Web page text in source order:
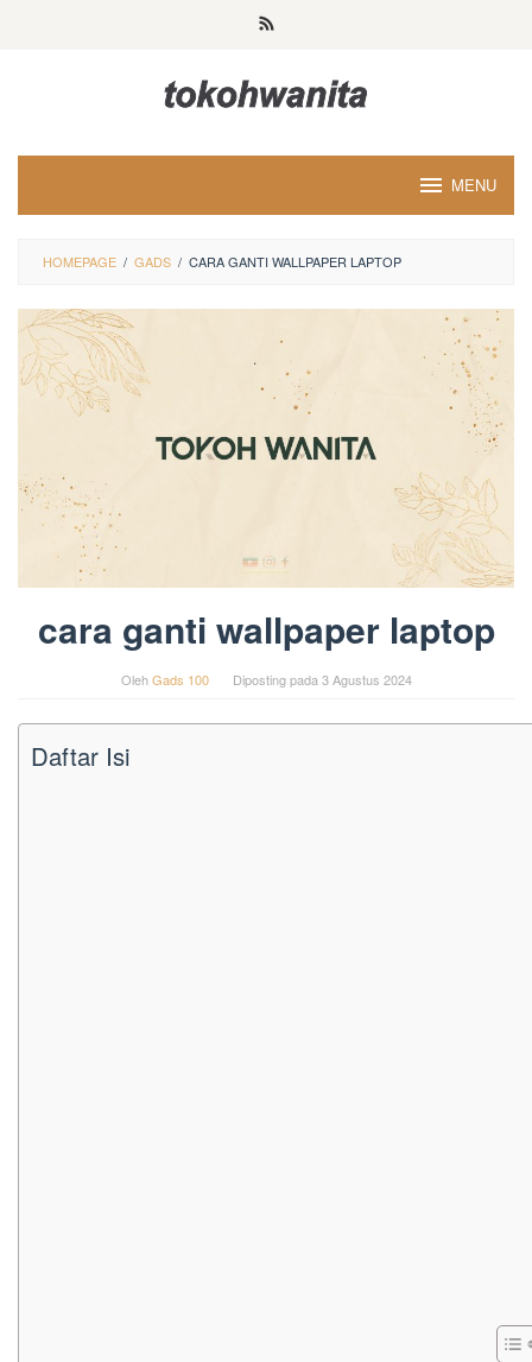
MENU
HOMEPAGE / GADS / CARA GANTI WALLPAPER LAPTOP
cara ganti wallpaper laptop
OlehGads 100 Diposting pada 3 Agustus 2024
Daftar Isi